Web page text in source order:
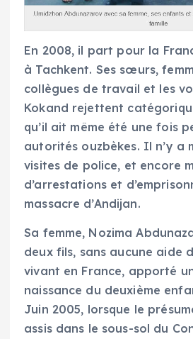
En 2008, il part pour la
à Tachkent. Ses sœurs,
collègues de travail et les
Kokand rejettent
qu’il ait même été une fois
autorités ouzbèkes. Il n’y a
visites de police, et encore
d’arrestations et
massacre d’Andijan.
Sa femme, Nozima
deux fils, sans aucune aide
vivant en France, apporté
naissance du deuxième
Juin 2005, lorsque le
assis dans le sous-sol du